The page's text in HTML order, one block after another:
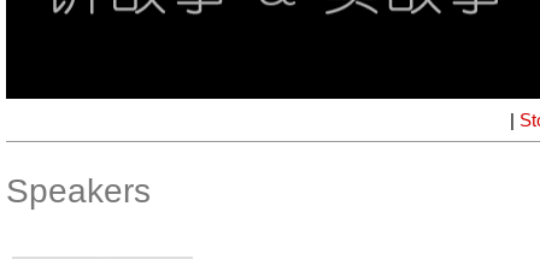
|
Speakers